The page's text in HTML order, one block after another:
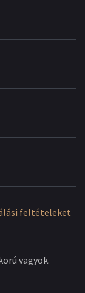
feltételeket
vagyok.